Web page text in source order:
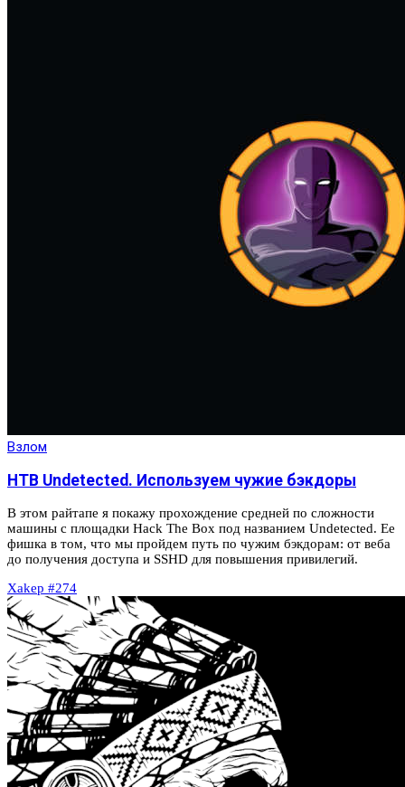
Взлом
HTB Undetected. Используем чужие бэкдоры
В этом райтапе я покажу прохождение средней по сложности
машины с площадки Hack The Box под названием Undetected. Ее
фишка в том, что мы пройдем путь по чужим бэкдорам: от веба
до получения доступа и SSHD для повышения привилегий.
Xakep #274